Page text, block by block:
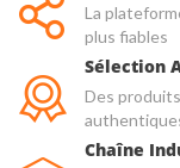
La
plus fiables
Sélection
Des
Chaîne